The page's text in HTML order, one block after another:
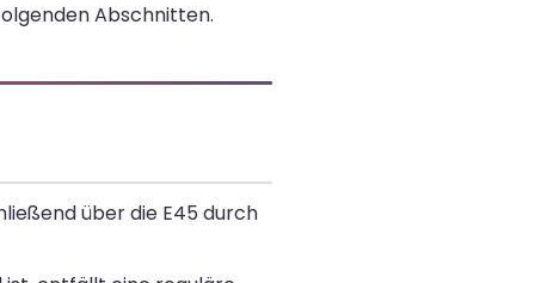
Abschnitten.
über die E45 durch